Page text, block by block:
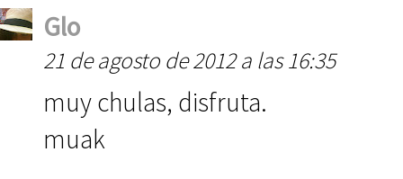
Glo
21 de agosto de 2012 a las 16:35
muy chulas, disfruta.
muak